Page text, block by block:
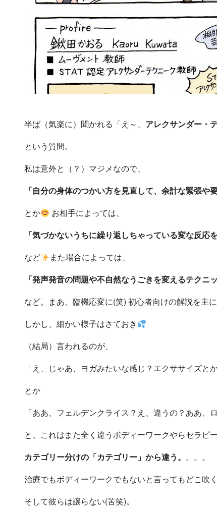
半ば（気楽に）聞かれる「え～、 アレクサンダー・
という質問。
私は意外と（？）マジメなので、
「自分の身体のつかい方を見直して、余計な緊張や
とか
お相手によっては、
「気づかないうちに繰り返しちゃっている変な反応
など
また場合によっては、
「発声発音の問題や不自然なうごきを変えるテクニ
など。まあ、臨機応変に(笑) 初心者向けの解説を
しかし、細かい様子はさておき
（結局）言われるのが、
「え、じゃあ、ヨガみたいな感じ？エクササイズと
とか
「ああ、フェルデンクライス？え、違うの？ああ、
と、これはまた全く違うボディーワークやらセラピ
カテゴリー分けの「カテゴリー」から違う。 。。。
治療でもボディーワークでもないと言ってもどこ吹く
そして彼らは譲らない(苦笑)。